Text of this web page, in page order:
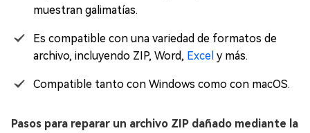
muestran galimatías.
Es compatible con una variedad de formatos de
archivo, incluyendo ZIP, Word, Excel y más.
Compatible tanto con Windows como con macOS.
Pasos para reparar un archivo ZIP dañado mediante la